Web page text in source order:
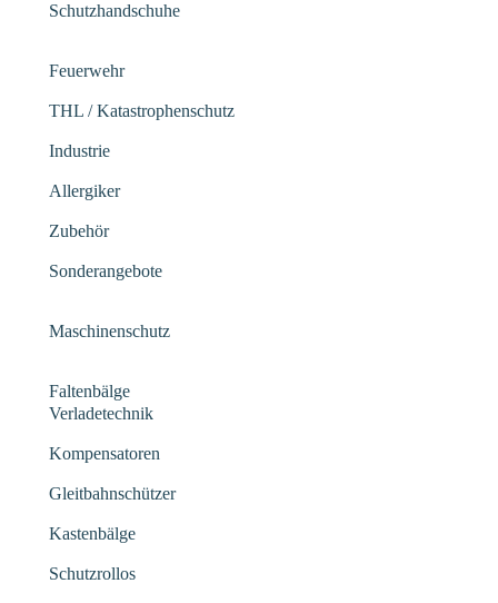
Schutzhandschuhe
Feuerwehr
THL / Katastrophenschutz
Industrie
Allergiker
Zubehör
Sonderangebote
Maschinenschutz
Faltenbälge
Verladetechnik
Kompensatoren
Gleitbahnschützer
Kastenbälge
Schutzrollos